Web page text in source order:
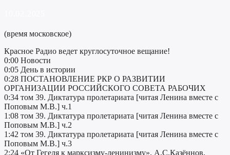
(время московское)
Красное Радио ведет круглосуточное вещание!
0:00 Новости
0:05 День в истории
0:28 ПОСТАНОВЛЕНИЕ РКР О РАЗВИТИИ
ОРГАНИЗАЦИИ РОССИЙСКОГО СОВЕТА РАБОЧИХ
0:34 том 39. Диктатура пролетариата [читая Ленина вместе с
Поповым М.В.] ч.1
1:08 том 39. Диктатура пролетариата [читая Ленина вместе с
Поповым М.В.] ч.2
1:42 том 39. Диктатура пролетариата [читая Ленина вместе с
Поповым М.В.] ч.3
2:24 «От Гегеля к марксизму-ленинизму». А.С.Казённов.